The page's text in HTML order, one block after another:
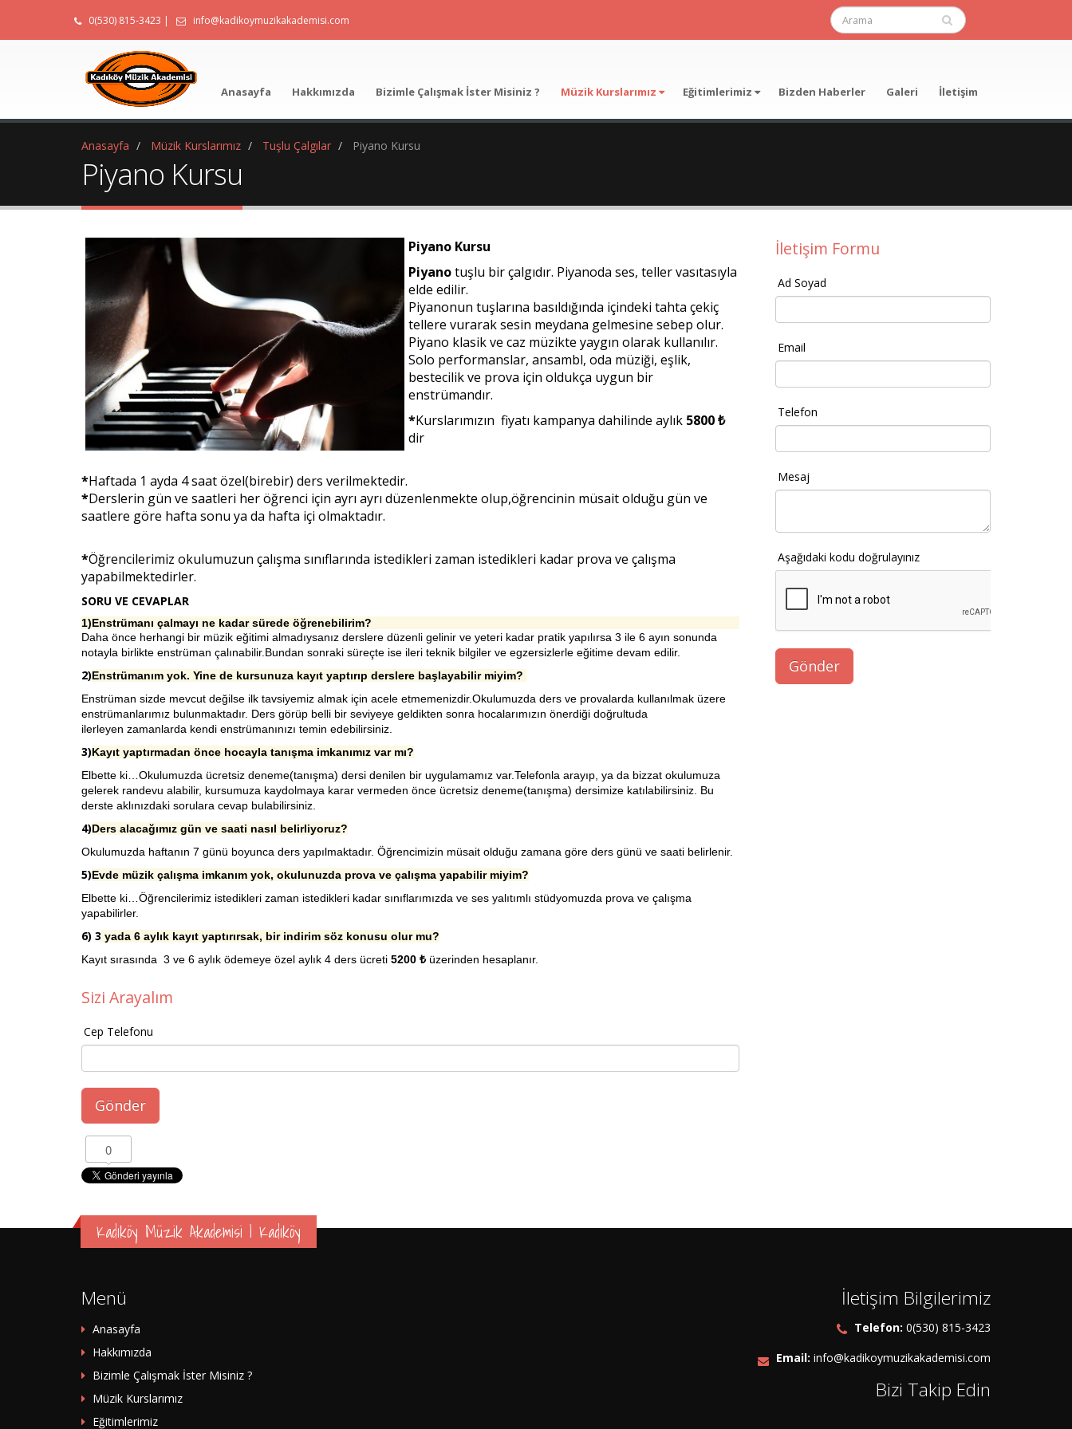
0(530) 815-3423 | info@kadikoymuzikakademisi.com
Anasayfa Hakkımızda Bizimle Çalışmak İster Misiniz ? Müzik Kurslarımız Eğitimlerimiz Bizden Haberler Galeri İletişim
Anasayfa Müzik Kurslarımız Tuşlu Çalgılar Piyano Kursu
Piyano Kursu
İletişim Formu
Ad Soyad
Email
Telefon
Mesaj
Aşağıdaki kodu doğrulayınız
Piyano Kursu
Piyanotuşlu bir çalgıdır. Piyanoda ses, teller vasıtasıyla
elde edilir.
Piyanonun tuşlarına basıldığında içindeki tahta çekiç
tellere vurarak sesin meydana gelmesine sebep olur.
Piyano klasik ve caz müzikte yaygın olarak kullanılır.
Solo performanslar, ansambl, oda müziği, eşlik,
bestecilik ve prova için oldukça uygun bir
enstrümandır.
*Kurslarımızın fiyatı kampanya dahilinde aylık 5800 ₺
dir
*Haftada 1 ayda 4 saat özel(birebir) ders verilmektedir.
*Derslerin gün ve saatleri her öğrenci için ayrı ayrı düzenlenmekte olup,öğrencinin müsait olduğu gün ve
saatlere göre hafta sonu ya da hafta içi olmaktadır.
*Öğrencilerimiz okulumuzun çalışma sınıflarında istedikleri zaman istedikleri kadar prova ve çalışma
yapabilmektedirler.
SORU VE CEVAPLAR
1)Enstrümanı çalmayı ne kadar sürede öğrenebilirim?
Daha önce herhangi bir müzik eğitimi almadıysanız derslere düzenli gelinir ve yeteri kadar pratik yapılırsa 3 ile 6 ayın sonunda
notayla birlikte enstrüman çalınabilir.Bundan sonraki süreçte ise ileri teknik bilgiler ve egzersizlerle eğitime devam edilir.
2)Enstrümanım yok. Yine de kursunuza kayıt yaptırıp derslere başlayabilir miyim?
Enstrüman sizde mevcut değilse ilk tavsiyemiz almak için acele etmemenizdir.Okulumuzda ders ve provalarda kullanılmak üzere
enstrümanlarımız bulunmaktadır. Ders görüp belli bir seviyeye geldikten sonra hocalarımızın önerdiği doğrultuda
ilerleyen zamanlarda kendi enstrümanınızı temin edebilirsiniz.
3)Kayıt yaptırmadan önce hocayla tanışma imkanımız var mı?
Elbette ki…Okulumuzda ücretsiz deneme(tanışma) dersi denilen bir uygulamamız var.Telefonla arayıp, ya da bizzat okulumuza
gelerek randevu alabilir, kursumuza kaydolmaya karar vermeden önce ücretsiz deneme(tanışma) dersimize katılabilirsiniz. Bu
derste aklınızdaki sorulara cevap bulabilirsiniz.
4)Ders alacağımız gün ve saati nasıl belirliyoruz?
Okulumuzda haftanın 7 günü boyunca ders yapılmaktadır. Öğrencimizin müsait olduğu zamana göre ders günü ve saati belirlenir.
5)Evde müzik çalışma imkanım yok, okulunuzda prova ve çalışma yapabilir miyim?
Elbette ki…Öğrencilerimiz istedikleri zaman istedikleri kadar sınıflarımızda ve ses yalıtımlı stüdyomuzda prova ve çalışma
yapabilirler.
6) 3 yada 6 aylık kayıt yaptırırsak, bir indirim söz konusu olur mu?
Kayıt sırasında 3 ve 6 aylık ödemeye özel aylık 4 ders ücreti 5200 ₺ üzerinden hesaplanır.
Sizi Arayalım
Cep Telefonu
0
Kadıköy Müzik Akademisi | Kadıköy
Menü
Anasayfa
Hakkımızda
Bizimle Çalışmak İster Misiniz ?
Müzik Kurslarımız
Eğitimlerimiz
İletişim Bilgilerimiz
Telefon: 0(530) 815-3423
Email: info@kadikoymuzikakademisi.com
Bizi Takip Edin